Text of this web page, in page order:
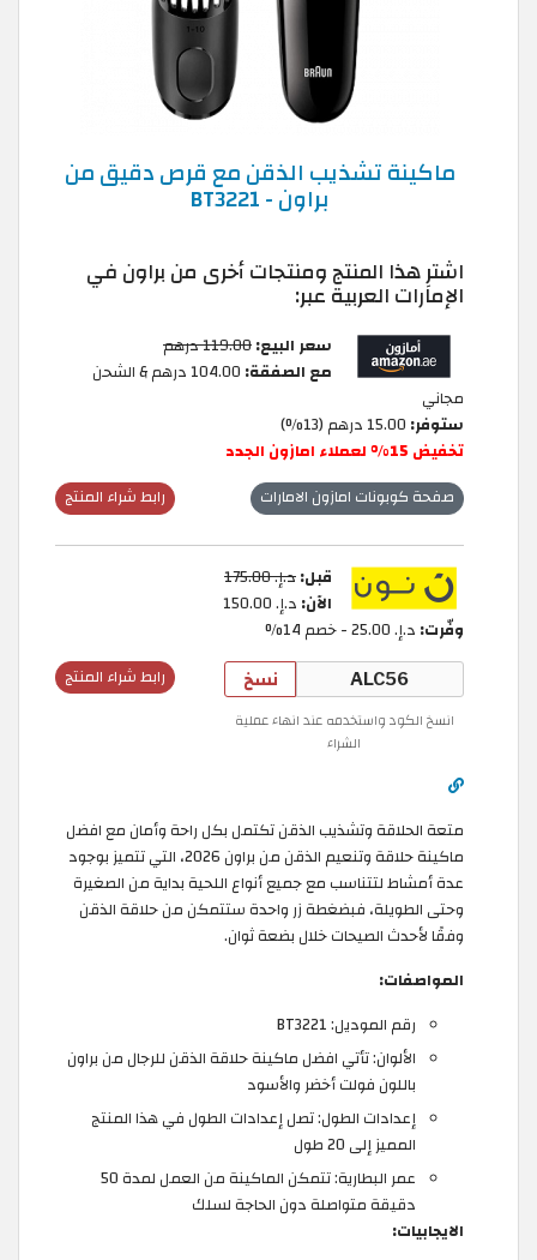
ماكينة تشذيب الذقن مع قرص دقيق من
براون - BT3221
اشترِ هذا المنتج ومنتجات أخرى من براون في
الإمارات العربية عبر:
سعر البيع:119.00 درهم
مع الصفقة:
104.00 درهم & الشحن
مجاني
ستوفر: 15.00 درهم (13%)
تخفيض 15% لعملاء امازون الجدد
رابط شراء المنتج صفحة كوبونات امازون الامارات
قبل:د.إ.‏ 175.00
الآن: د.إ.‏ 150.00
وفّرت: د.إ.‏ 25.00 - خصم 14%
رابط شراء المنتج نسخ
انسخ الكود واستخدمه عند انهاء عملية
الشراء
متعة الحلاقة وتشذيب الذقن تكتمل بكل راحة وأمان مع افضل
ماكينة حلاقة وتنعيم الذقن من براون 2026، التي تتميز بوجود
عدة أمشاط لتتناسب مع جميع أنواع اللحية بداية من الصغيرة
وحتى الطويلة، فبضغطة زر واحدة ستتمكن من حلاقة الذقن
وفقًا لأحدث الصيحات خلال بضعة ثوان.
المواصفات:
رقم الموديل: BT3221
الألوان: تأتي افضل ماكينة حلاقة الذقن للرجال من براون
باللون فولت أخضر والأسود
إعدادات الطول: تصل إعدادات الطول في هذا المنتج
المميز إلى 20 طول
عمر البطارية: تتمكن الماكينة من العمل لمدة 50
دقيقة متواصلة دون الحاجة لسلك
الايجابيات: